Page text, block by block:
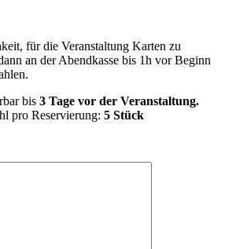
für die Veranstaltung Karten zu
an der Abendkasse bis 1h vor Beginn
bis 3 Tage vor der Veranstaltung.
pro Reservierung: 5 Stück